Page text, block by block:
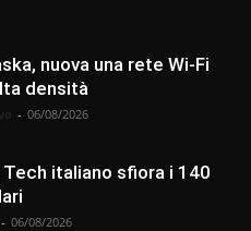
nuova una rete Wi-Fi
densità
- 06/08/2026
Tech italiano sfiora i 140
- 06/08/2026